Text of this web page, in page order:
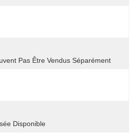
Pas Être Vendus Séparément
Disponible